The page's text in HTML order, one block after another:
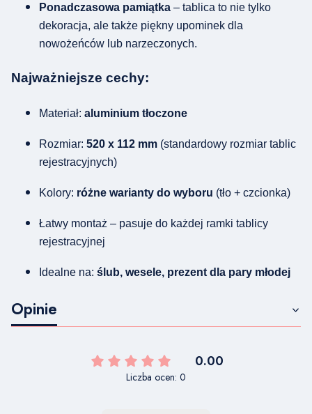
Ponadczasowa pamiątka – tablica to nie tylko
dekoracja, ale także piękny upominek dla
nowożeńców lub narzeczonych.
Najważniejsze cechy:
Materiał: aluminium tłoczone
Rozmiar: 520 x 112 mm (standardowy rozmiar tablic
rejestracyjnych)
Kolory: różne warianty do wyboru (tło + czcionka)
Łatwy montaż – pasuje do każdej ramki tablicy
rejestracyjnej
Idealne na: ślub, wesele, prezent dla pary młodej
Opinie
0.00
Liczba ocen: 0